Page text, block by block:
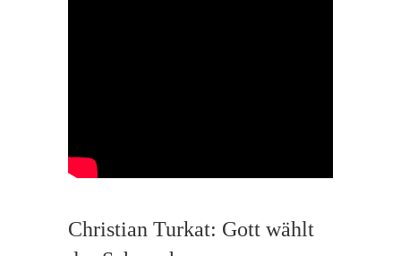
Christian Turkat: Gott wählt